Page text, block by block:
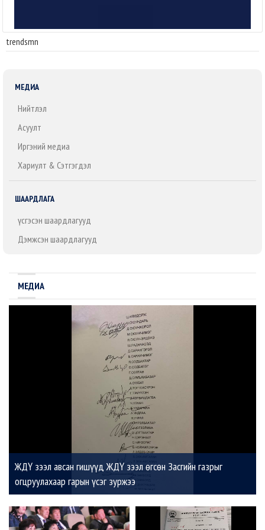
trendsmn
МЕДИА
Нийтлэл
Асуулт
Иргэний медиа
Хариулт & Сэтгэгдэл
ШААРДЛАГА
Үүсгэсэн шаардлагууд
Дэмжсэн шаардлагууд
МЕДИА
ЖДҮ зээл авсан гишүүд ЖДҮ зээл өгсөн Засгийн газрыг
огцруулахаар гарын үсэг зуржээ